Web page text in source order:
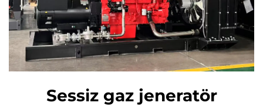
Sessiz gaz jeneratör